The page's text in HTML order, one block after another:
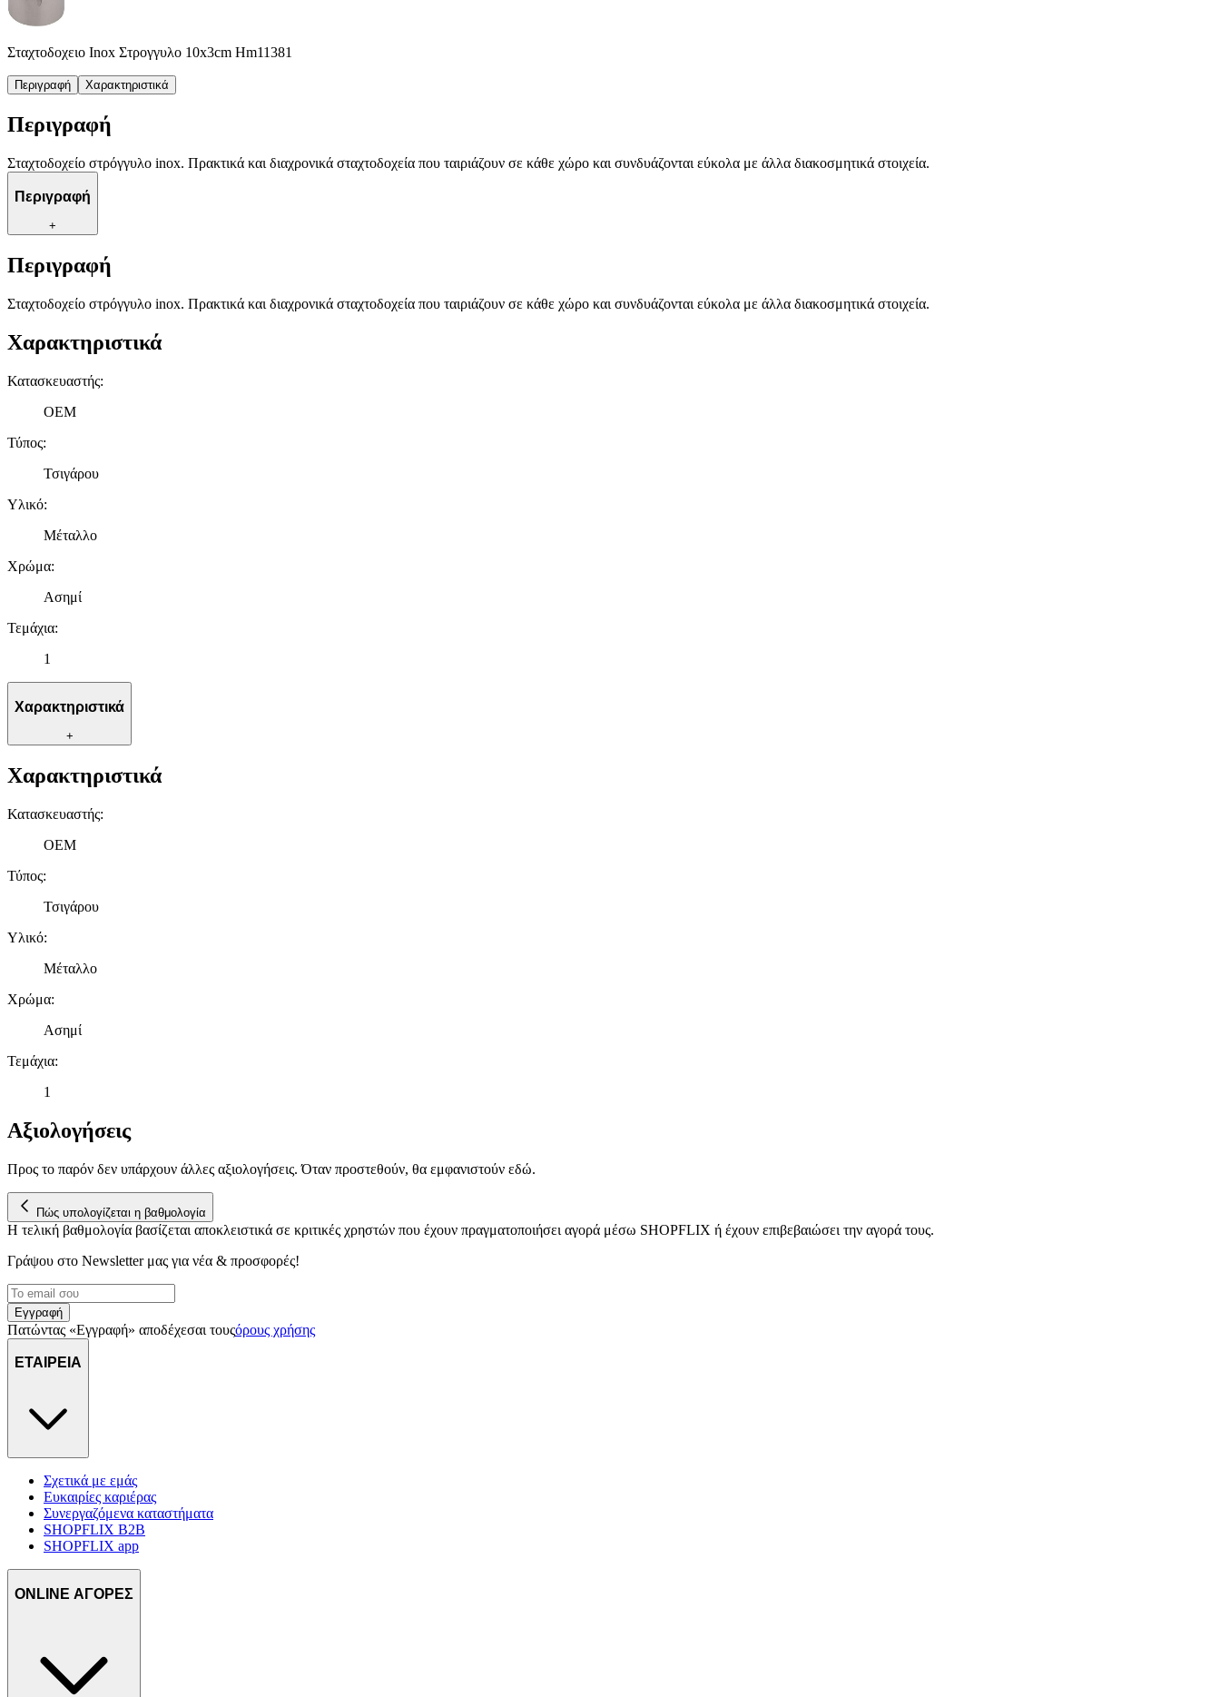
Σταχτοδοχειο Inox Στρογγυλο 10x3cm Hm11381
Περιγραφή Χαρακτηριστικά
Περιγραφή
Σταχτοδοχείο στρόγγυλο inox. Πρακτικά και διαχρονικά σταχτοδοχεία που ταιριάζουν σε κάθε χώρο και συνδυάζονται εύκολα με άλλα διακοσμητικά στοιχεία.
Περιγραφή
+
Περιγραφή
Σταχτοδοχείο στρόγγυλο inox. Πρακτικά και διαχρονικά σταχτοδοχεία που ταιριάζουν σε κάθε χώρο και συνδυάζονται εύκολα με άλλα διακοσμητικά στοιχεία.
Χαρακτηριστικά
Κατασκευαστής:
OEM
Τύπος:
Τσιγάρου
Υλικό:
Μέταλλο
Χρώμα:
Ασημί
Τεμάχια:
1
Χαρακτηριστικά
+
Χαρακτηριστικά
Κατασκευαστής:
OEM
Τύπος:
Τσιγάρου
Υλικό:
Μέταλλο
Χρώμα:
Ασημί
Τεμάχια:
1
Αξιολογήσεις
Προς το παρόν δεν υπάρχουν άλλες αξιολογήσεις. Όταν προστεθούν, θα εμφανιστούν εδώ.
Πώς υπολογίζεται η βαθμολογία
Η τελική βαθμολογία βασίζεται αποκλειστικά σε κριτικές χρηστών που έχουν πραγματοποιήσει αγορά μέσω SHOPFLIX ή έχουν επιβεβαιώσει την αγορά τους.
Γράψου στο Νewsletter μας για νέα & προσφορές!
Εγγραφή
Πατώντας «Εγγραφή» αποδέχεσαι τουςόρους χρήσης
ΕΤΑΙΡΕΙΑ
Σχετικά με εμάς
Ευκαιρίες καριέρας
Συνεργαζόμενα καταστήματα
SHOPFLIX B2B
SHOPFLIX app
ONLINE ΑΓΟΡΕΣ